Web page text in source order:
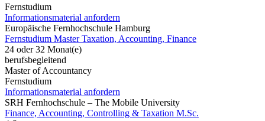
Fernstudium
Informationsmaterial anfordern
Europäische Fernhochschule Hamburg
Fernstudium Master Taxation, Accounting, Finance
24 oder 32 Monat(e)
berufsbegleitend
Master of Accountancy
Fernstudium
Informationsmaterial anfordern
SRH Fernhochschule – The Mobile University
Finance, Accounting, Controlling & Taxation M.Sc.